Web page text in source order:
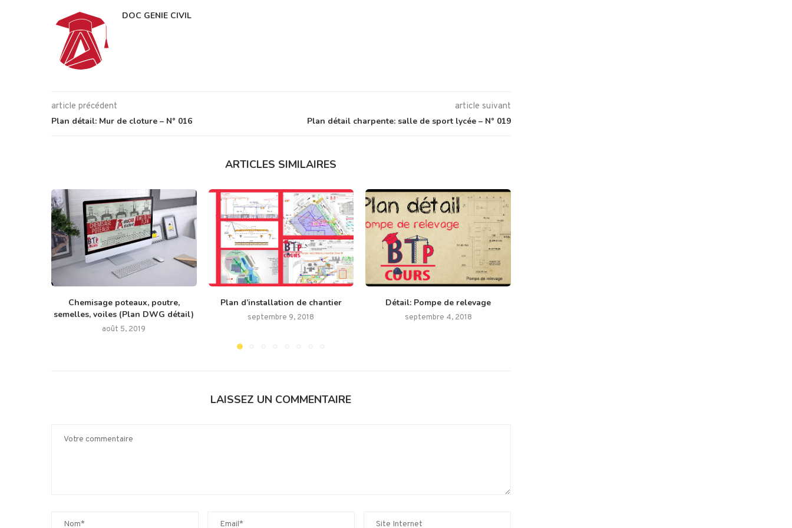
DOC GENIE CIVIL
article précédent
Plan détail: Mur de cloture – N° 016
article suivant
Plan détail charpente: salle de sport lycée – N° 019
ARTICLES SIMILAIRES
Chemisage poteaux, poutre,
semelles, voiles (Plan DWG détail)
août 5, 2019
Plan d’installation de chantier
septembre 9, 2018
Détail: Pompe de relevage
septembre 4, 2018
LAISSEZ UN COMMENTAIRE